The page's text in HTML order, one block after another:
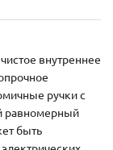
внутреннее
ручки с
равномерный
быть